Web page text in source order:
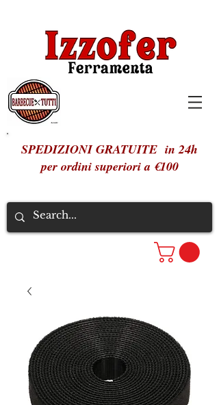
SPEDIZIONI GRATUITE in 24h
per ordini superiori a €100